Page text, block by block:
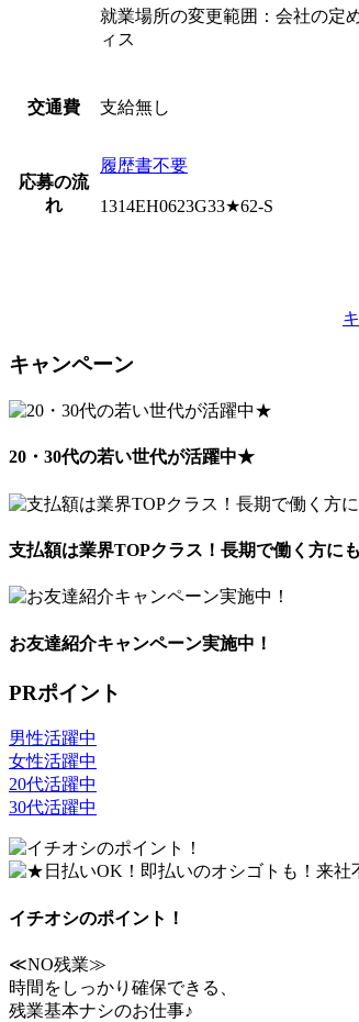
就業場所の変更範囲：会社の定
ィス
交通費 支給無し
応募の流
れ
履歴書不要
1314EH0623G33★62-S
キャンペーン
20・30代の若い世代が活躍中★
支払額は業界TOPクラス！長期で働く方に
お友達紹介キャンペーン実施中！
PRポイント
男性活躍中
女性活躍中
20代活躍中
30代活躍中
イチオシのポイント！
≪NO残業≫
時間をしっかり確保できる、
残業基本ナシのお仕事♪